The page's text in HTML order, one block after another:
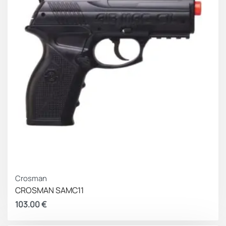
συμβατικά πιστόλια airsoft με εσωτερική σφύρα.
Μέσα στο κουτί, εκτός από ένα καταπληκτικό πιστόλι,
περιλαμβάνουμε επίσης εναλλάξιμους οπίσθιους
αποστάτες λαβής, ώστε ο χρήστης να μπορεί να
προσαρμόσει τη λαβή ώστε να ταιριάζει με τις δικές
του ατομικές προτιμήσεις. Αυτοί οι εναλλάξιμοι
οπίσθιοι αποστάτες λαβής διατίθενται σε μικρό,
μεσαίο και μεγάλο μέγεθος.
πάθους για το airsoft, το οποίο οδηγεί σε ένα
πραγματικά εξαιρετικό πιστόλι που είναι έτοιμο να το
αφήσει να ξεσπάσει σε όλους τους τύπους παιχνιδιού
Crosman
CROSMAN SAMC11
103.00€